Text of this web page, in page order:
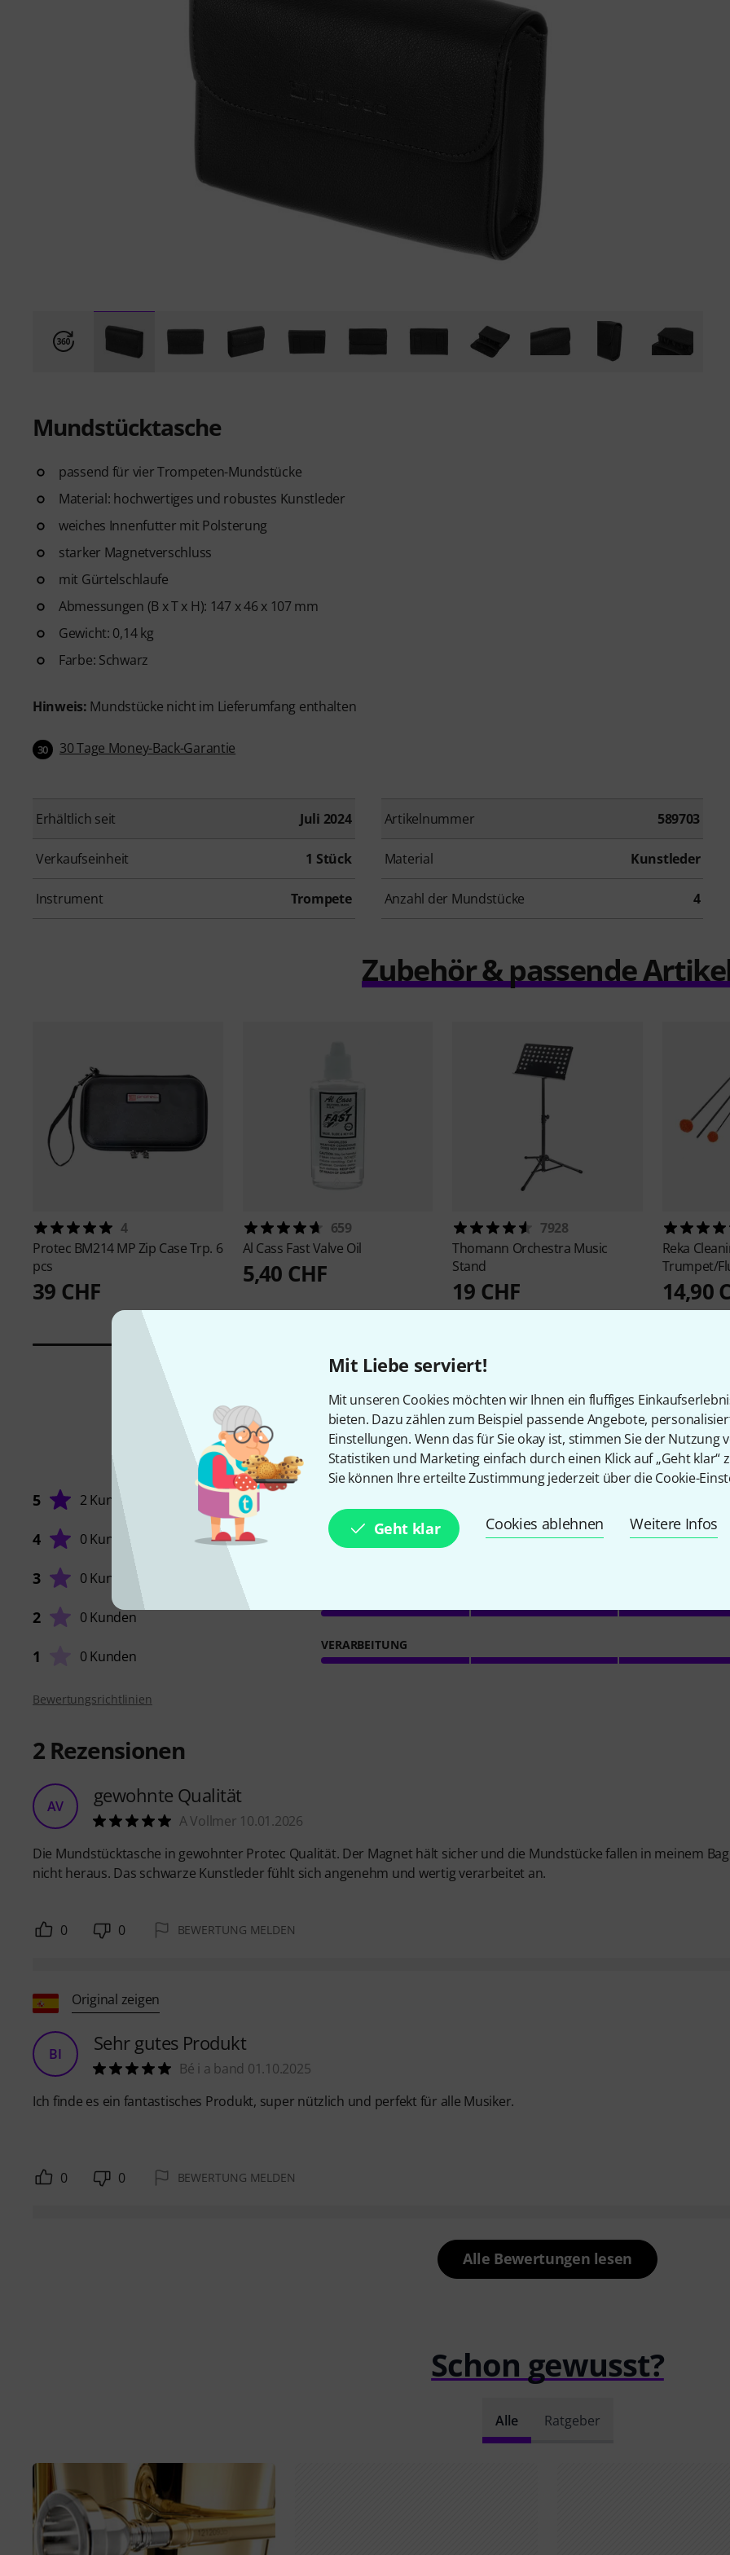
Mit Liebe serviert!
Mit unseren Cookies möchten wir Ihnen ein fluffiges
bieten. Dazu zählen zum Beispiel passende Angebote,
Einstellungen. Wenn das für Sie okay ist, stimmen Sie der Nutzung
Statistiken und Marketing einfach durch einen Klick auf „Geht klar“
Sie können Ihre erteilte Zustimmung jederzeit über die Cookie-
Geht klar Cookies ablehnen Weitere Infos
Mundstücktasche
passend für vier Trompeten-Mundstücke
Material: hochwertiges und robustes Kunstleder
weiches Innenfutter mit Polsterung
starker Magnetverschluss
mit Gürtelschlaufe
Abmessungen (B x T x H): 147 x 46 x 107 mm
Gewicht: 0,14 kg
Farbe: Schwarz
Hinweis: Mundstücke nicht im Lieferumfang enthalten
30 30 Tage Money-Back-Garantie
Erhältlich seit Juli 2024 Artikelnummer 589703
Verkaufseinheit 1 Stück Material Kunstleder
Instrument Trompete Anzahl der Mundstücke 4
Zubehör & passende
4
Protec BM214 MP Zip Case Trp. 6
pcs
39 CHF
659
Al Cass Fast Valve Oil
5,40 CHF
7928
Thomann Orchestra Music
Stand
19 CHF
Reka
Trumpet/
14,90
2Kundenbewertungen
5 2 Kunden
4 0 Kunden
3 0 Kunden
2 0 Kunden
1 0 Kunden
HANDLING
VERARBEITUNG
Bewertungsrichtlinien
2 Rezensionen
AV gewohnte Qualität
A Vollmer 10.01.2026
Die Mundstücktasche in gewohnter Protec Qualität. Der Magnet hält sicher und die Mundstücke fallen in meinem Bag
nicht heraus. Das schwarze Kunstleder fühlt sich angenehm und wertig verarbeitet an.
0 0 BEWERTUNG MELDEN
Original zeigen
BI Sehr gutes Produkt
Bé i a band 01.10.2025
Ich finde es ein fantastisches Produkt, super nützlich und perfekt für alle Musiker.
0 0 BEWERTUNG MELDEN
Alle Bewertungen lesen
Schon gewusst?
Alle Ratgeber